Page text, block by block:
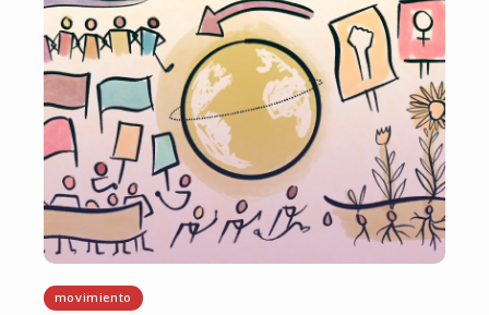
movimiento